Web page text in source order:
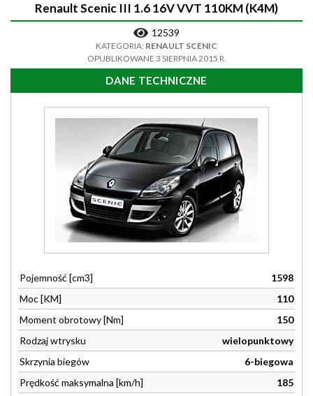
Renault Scenic III 1.6 16V VVT 110KM (K4M)
12539
KATEGORIA: RENAULT SCENIC
OPUBLIKOWANE 3 SIERPNIA 2015 R.
DANE TECHNICZNE
Pojemność [cm3]
1598
Moc [KM]
110
Moment obrotowy [Nm]
150
Rodzaj wtrysku
wielopunktowy
Skrzynia biegów
6-biegowa
Prędkość maksymalna [km/h]
185